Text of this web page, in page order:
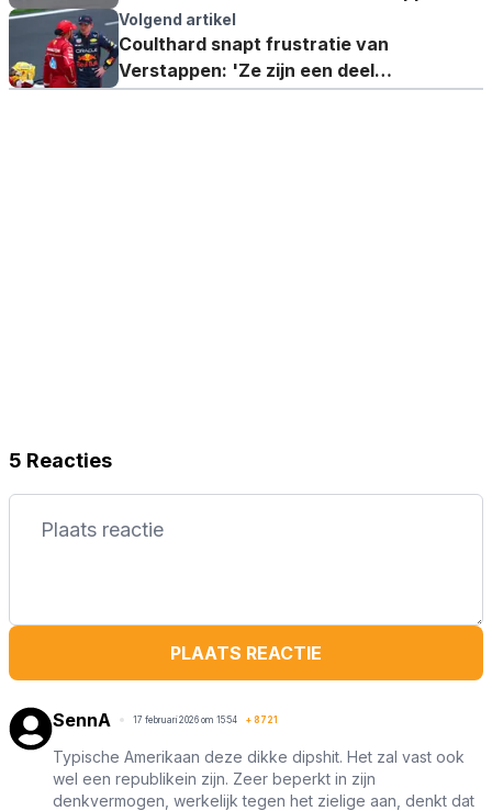
verliezen?'
Volgend artikel
Coulthard snapt frustratie van
Verstappen: 'Ze zijn een deel
kwijtgeraakt wat ze eerder hadden'
5 Reacties
PLAATS REACTIE
SennA 17 februari 2026 om 15:54 + 8721
Typische Amerikaan deze dikke dipshit. Het zal vast ook
wel een republikein zijn. Zeer beperkt in zijn
denkvermogen, werkelijk tegen het zielige aan, denkt dat